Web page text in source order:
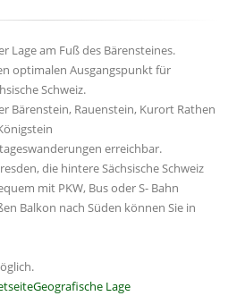
Lage am Fuß des Bärensteines.
optimalen Ausgangspunkt für
Schweiz.
Bärenstein, Rauenstein, Kurort Rathen
erreichbar.
die hintere Sächsische Schweiz
mit PKW, Bus oder S- Bahn
Balkon nach Süden können Sie in
Geografische Lage